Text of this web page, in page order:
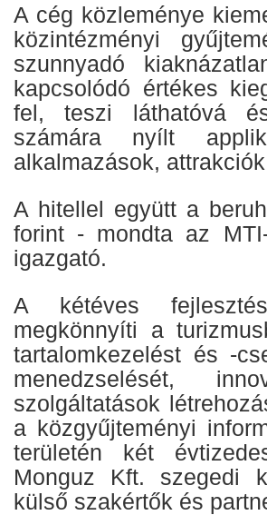
A cég közleménye
közintézményi
szunnyadó
kapcsolódó értékes
fel, teszi láthatóvá
számára nyílt
alkalmazások,
A hitellel együtt a
forint - mondta az
igazgató.
A kétéves
megkönnyíti a
tartalomkezelést és -
menedzselését,
szolgáltatások
a közgyűjteményi
területén két
Monguz Kft. szegedi
külső szakértők és